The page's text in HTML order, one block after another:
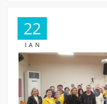
22
ΙΑΝ